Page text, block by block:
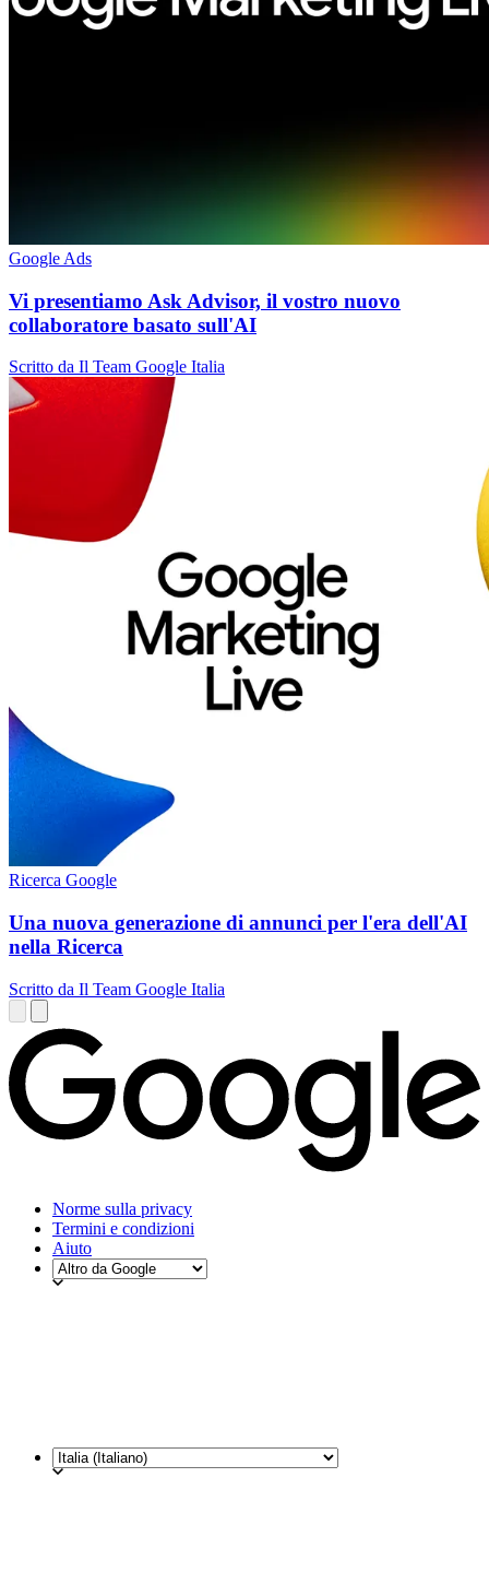
Google Ads
Vi presentiamo Ask Advisor, il vostro nuovo
collaboratore basato sull'AI
Scritto da Il Team Google Italia
Ricerca Google
Una nuova generazione di annunci per l'era dell'AI
nella Ricerca
Scritto da Il Team Google Italia
Norme sulla privacy
Termini e condizioni
Aiuto